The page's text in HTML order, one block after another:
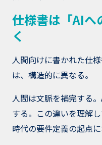
仕様書は「AIへ
く
人間向けに書かれた仕
は、構造的に異なる。
人間は文脈を補完する
する。この違いを理解
時代の要件定義の起点に